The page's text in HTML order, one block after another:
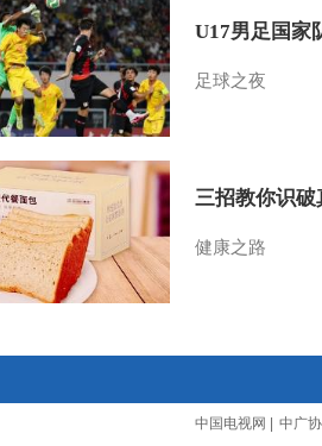
U17男足国家
足球之夜
三招教你识
健康之路
中国电视网 中广